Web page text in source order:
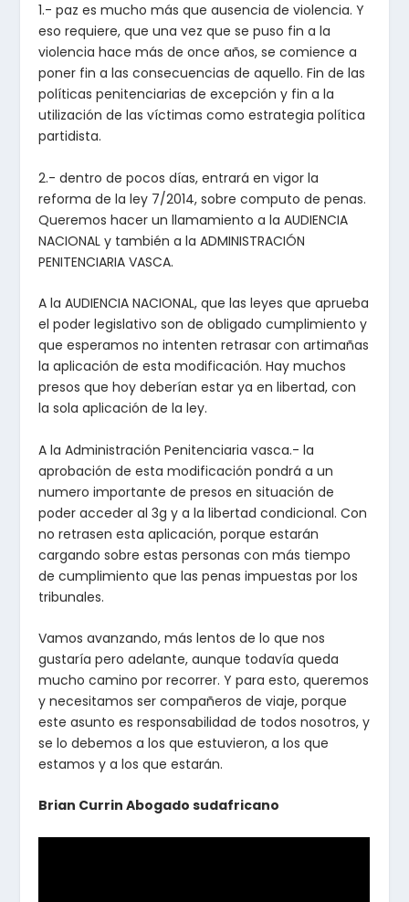
1.- paz es mucho más que ausencia de violencia. Y
eso requiere, que una vez que se puso fin a la
violencia hace más de once años, se comience a
poner fin a las consecuencias de aquello. Fin de las
políticas penitenciarias de excepción y fin a la
utilización de las víctimas como estrategia política
partidista.
2.- dentro de pocos días, entrará en vigor la
reforma de la ley 7/2014, sobre computo de penas.
Queremos hacer un llamamiento a la AUDIENCIA
NACIONAL y también a la ADMINISTRACIÓN
PENITENCIARIA VASCA.
A la AUDIENCIA NACIONAL, que las leyes que aprueba
el poder legislativo son de obligado cumplimiento y
que esperamos no intenten retrasar con artimañas
la aplicación de esta modificación. Hay muchos
presos que hoy deberían estar ya en libertad, con
la sola aplicación de la ley.
A la Administración Penitenciaria vasca.- la
aprobación de esta modificación pondrá a un
numero importante de presos en situación de
poder acceder al 3g y a la libertad condicional. Con
no retrasen esta aplicación, porque estarán
cargando sobre estas personas con más tiempo
de cumplimiento que las penas impuestas por los
tribunales.
Vamos avanzando, más lentos de lo que nos
gustaría pero adelante, aunque todavía queda
mucho camino por recorrer. Y para esto, queremos
y necesitamos ser compañeros de viaje, porque
este asunto es responsabilidad de todos nosotros, y
se lo debemos a los que estuvieron, a los que
estamos y a los que estarán.
Brian Currin Abogado sudafricano